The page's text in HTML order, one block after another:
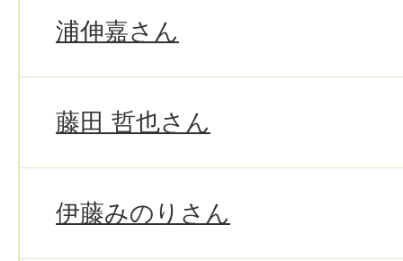
浦伸嘉さん
藤田 哲也さん
伊藤みのりさん